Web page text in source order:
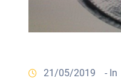
21/05/2019 - In